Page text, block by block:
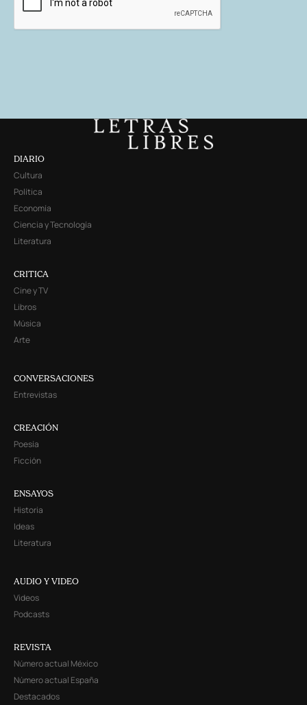
DIARIO
Cultura
Política
Economía
Ciencia y Tecnología
Literatura
CRITICA
Cine y TV
Libros
Música
Arte
CONVERSACIONES
Entrevistas
CREACIÓN
Poesía
Ficción
ENSAYOS
Historia
Ideas
Literatura
AUDIO Y VIDEO
Videos
Podcasts
REVISTA
Número actual México
Número actual España
Destacados